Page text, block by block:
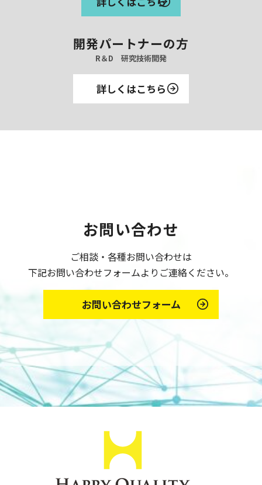
開発パートナーの方
R＆D 研究技術開発
詳しくはこちら
お問い合わせ
ご相談・各種お問い合わせは
下記お問い合わせフォームよりご連絡ください。
お問い合わせフォーム